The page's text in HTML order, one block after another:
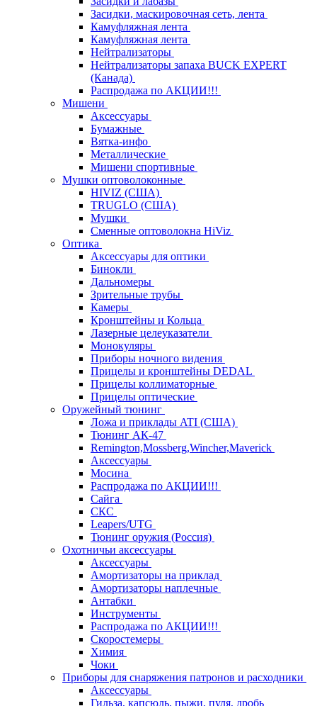
Засидки, маскировочная сеть, лента
Камуфляжная лента
Камуфляжная лента
Нейтрализаторы
Нейтрализаторы запаха BUCK EXPERT
(Канада)
Распродажа по АКЦИИ!!!
Мишени
Аксессуары
Бумажные
Вятка-инфо
Металлические
Мишени спортивные
Мушки оптоволоконные
HIVIZ (США)
TRUGLO (США)
Мушки
Сменные оптоволокна HiViz
Оптика
Аксессуары для оптики
Бинокли
Дальномеры
Зрительные трубы
Камеры
Кронштейны и Кольца
Лазерные целеуказатели
Монокуляры
Приборы ночного видения
Прицелы и кронштейны DEDAL
Прицелы коллиматорные
Прицелы оптические
Оружейный тюнинг
Ложа и приклады ATI (США)
Тюнинг АК-47
Remington,Mossberg,Wincher,Maverick
Аксессуары
Мосина
Распродажа по АКЦИИ!!!
Сайга
СКС
Leapers/UTG
Тюнинг оружия (Россия)
Охотничьи аксессуары
Аксессуары
Амортизаторы на приклад
Амортизаторы наплечные
Антабки
Инструменты
Распродажа по АКЦИИ!!!
Скоростемеры
Химия
Чоки
Приборы для снаряжения патронов и расходники
Аксессуары
Гильза, капсюль, пыжи, пуля, дробь